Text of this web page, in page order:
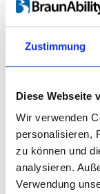
Zustimmung
Diese Webseite
Wir verwenden
personalisieren,
zu können und
analysieren.
Verwendung
unterstützt
5. Gibt
In
wie für
müssen die